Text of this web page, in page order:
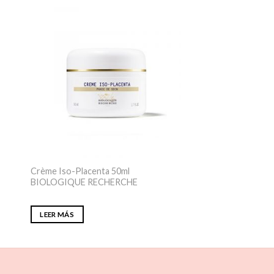
Crème Iso-Placenta 50ml
BIOLOGIQUE RECHERCHE
LEER MÁS